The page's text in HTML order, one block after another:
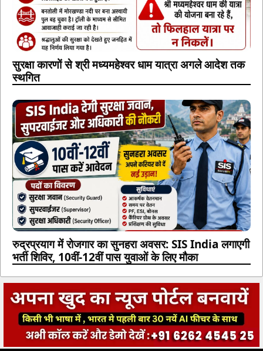
सुरक्षा कारणों से श्री मध्यमहेश्वर धाम यात्रा अगले आदेश तक
स्थगित
रुद्रप्रयाग में रोजगार का सुनहरा अवसर: SIS India लगाएगी
भर्ती शिविर, 10वीं-12वीं पास युवाओं के लिए मौका